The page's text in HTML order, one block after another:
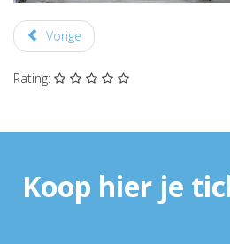
Vorige
Rating:
Koop hier je